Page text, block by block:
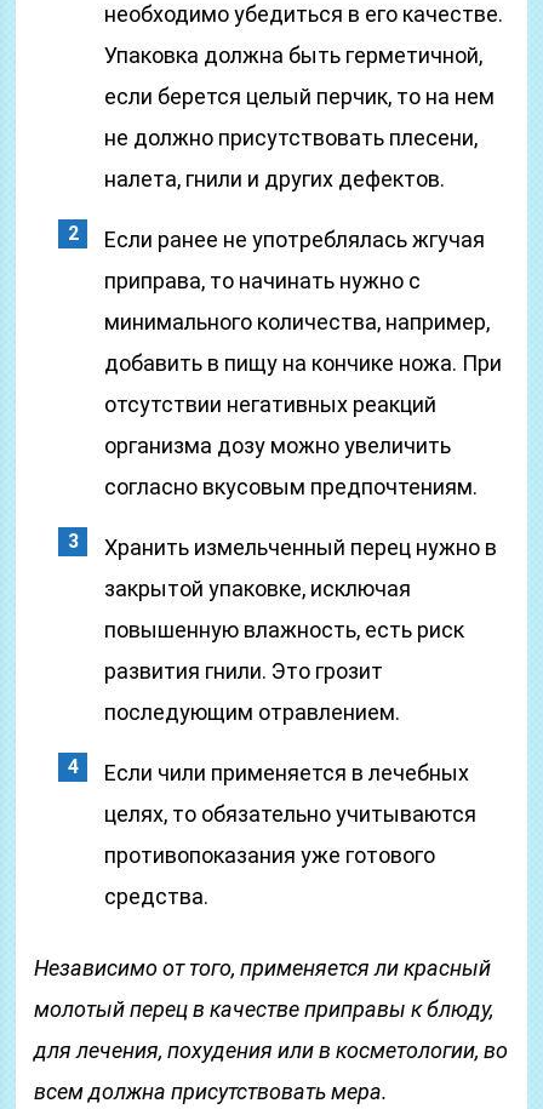
необходимо убедиться в его качестве.
Упаковка должна быть герметичной,
если берется целый перчик, то на нем
не должно присутствовать плесени,
налета, гнили и других дефектов.
Если ранее не употреблялась жгучая
приправа, то начинать нужно с
минимального количества, например,
добавить в пищу на кончике ножа. При
отсутствии негативных реакций
организма дозу можно увеличить
согласно вкусовым предпочтениям.
Хранить измельченный перец нужно в
закрытой упаковке, исключая
повышенную влажность, есть риск
развития гнили. Это грозит
последующим отравлением.
Если чили применяется в лечебных
целях, то обязательно учитываются
противопоказания уже готового
средства.
Независимо от того, применяется ли красный
молотый перец в качестве приправы к блюду,
для лечения, похудения или в косметологии, во
всем должна присутствовать мера.